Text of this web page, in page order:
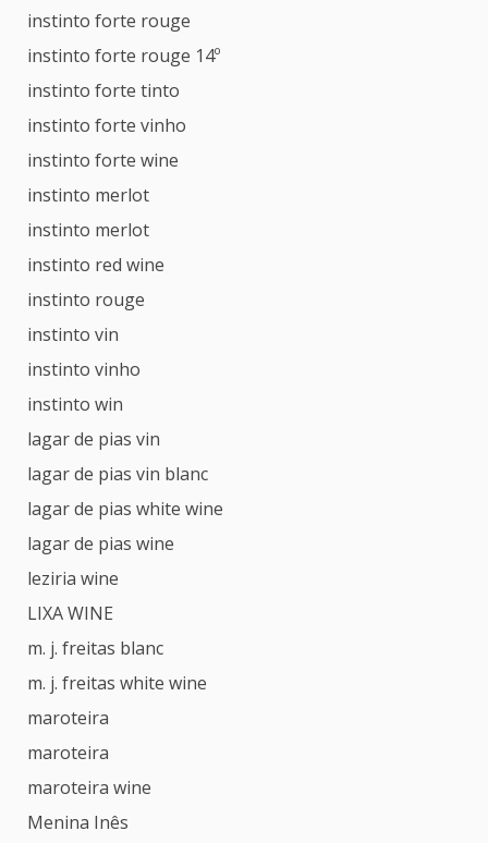
instinto forte rouge
instinto forte rouge 14º
instinto forte tinto
instinto forte vinho
instinto forte wine
instinto merlot
instinto merlot
instinto red wine
instinto rouge
instinto vin
instinto vinho
instinto win
lagar de pias vin
lagar de pias vin blanc
lagar de pias white wine
lagar de pias wine
leziria wine
LIXA WINE
m. j. freitas blanc
m. j. freitas white wine
maroteira
maroteira
maroteira wine
Menina Inês